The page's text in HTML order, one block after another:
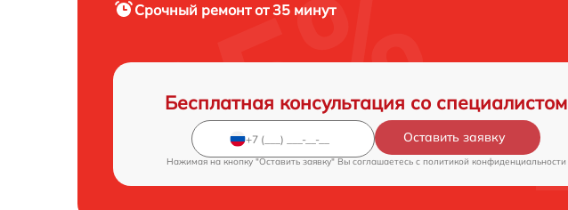
Срочный ремонтот 35 минут
Бесплатная консультация со специалистом
Оставить заявку
Нажимая на кнопку "Оставить заявку" Вы соглашаетесь c политикой конфиденциальности